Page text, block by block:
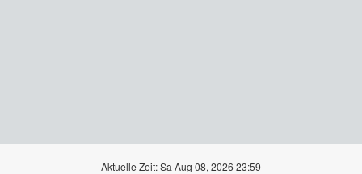
Aktuelle Zeit: Sa Aug 08, 2026 23:59